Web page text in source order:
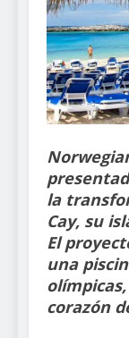
la
Cay, su
El
una
corazón